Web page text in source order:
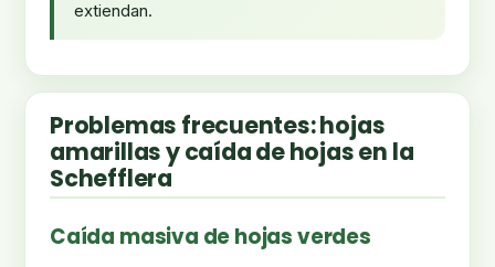
extiendan.
Problemas frecuentes: hojas
amarillas y caída de hojas en la
Schefflera
Caída masiva de hojas verdes